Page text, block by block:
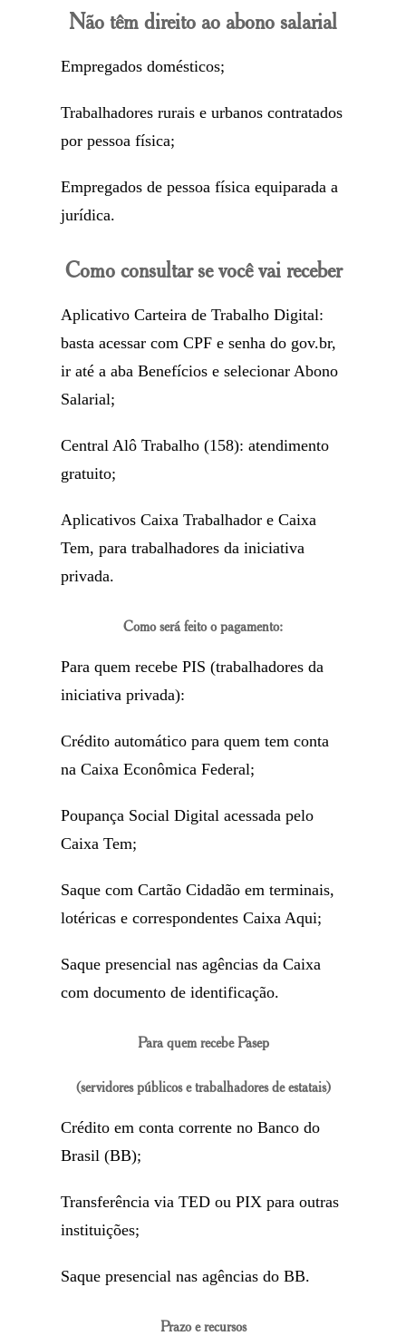
Não têm direito ao abono salarial
Empregados domésticos;
Trabalhadores rurais e urbanos contratados
por pessoa física;
Empregados de pessoa física equiparada a
jurídica.
Como consultar se você vai receber
Aplicativo Carteira de Trabalho Digital:
basta acessar com CPF e senha do gov.br,
ir até a aba Benefícios e selecionar Abono
Salarial;
Central Alô Trabalho (158): atendimento
gratuito;
Aplicativos Caixa Trabalhador e Caixa
Tem, para trabalhadores da iniciativa
privada.
Como será feito o pagamento:
Para quem recebe PIS (trabalhadores da
iniciativa privada):
Crédito automático para quem tem conta
na Caixa Econômica Federal;
Poupança Social Digital acessada pelo
Caixa Tem;
Saque com Cartão Cidadão em terminais,
lotéricas e correspondentes Caixa Aqui;
Saque presencial nas agências da Caixa
com documento de identificação.
Para quem recebe Pasep
(servidores públicos e trabalhadores de estatais)
Crédito em conta corrente no Banco do
Brasil (BB);
Transferência via TED ou PIX para outras
instituições;
Saque presencial nas agências do BB.
Prazo e recursos